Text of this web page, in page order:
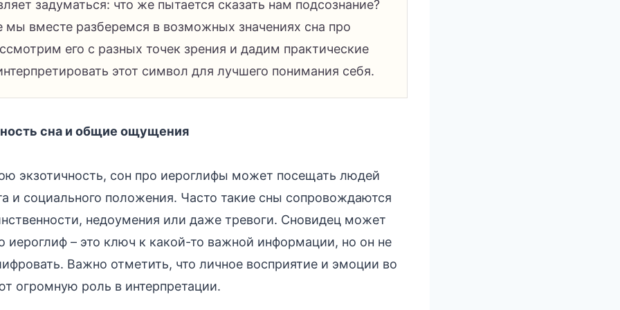
задуматься: что же пытается сказать нам подсознание?
мы вместе разберемся в возможных значениях сна про
его с разных точек зрения и дадим практические
этот символ для лучшего понимания себя.
сна и общие ощущения
экзотичность, сон про иероглифы может посещать людей
и социального положения. Часто такие сны сопровождаются
недоумения или даже тревоги. Сновидец может
иероглиф – это ключ к какой-то важной информации, но он не
Важно отметить, что личное восприятие и эмоции во
огромную роль в интерпретации.